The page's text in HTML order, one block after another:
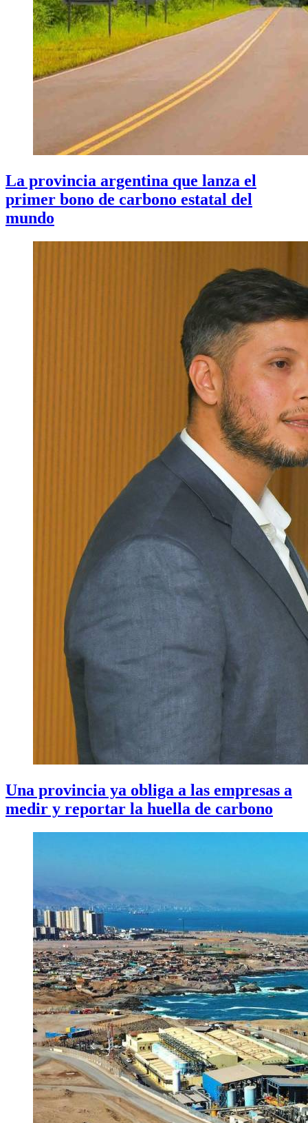
La provincia argentina que lanza el
primer bono de carbono estatal del
mundo
Una provincia ya obliga a las empresas a
medir y reportar la huella de carbono